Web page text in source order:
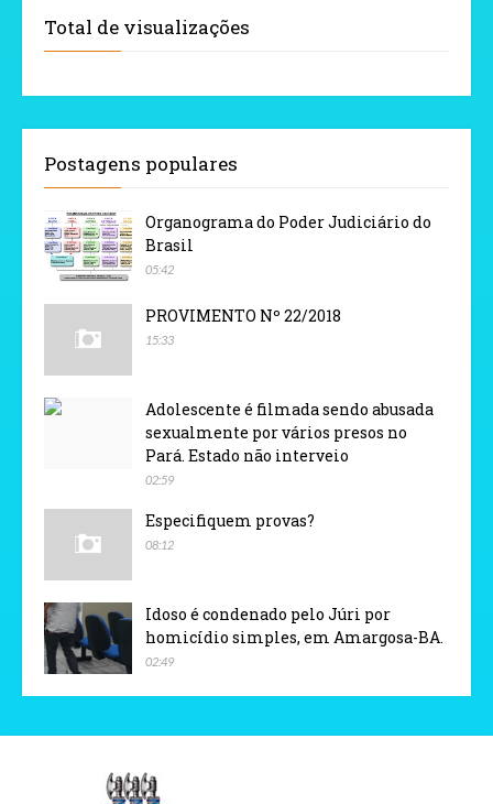
Total de visualizações
Postagens populares
Organograma do Poder Judiciário do
Brasil
05:42
PROVIMENTO Nº 22/2018
15:33
Adolescente é filmada sendo abusada
sexualmente por vários presos no
Pará. Estado não interveio
02:59
Especifiquem provas?
08:12
Idoso é condenado pelo Júri por
homicídio simples, em Amargosa-BA.
02:49